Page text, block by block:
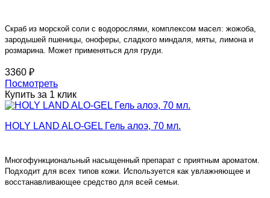
Скраб из морской соли с водорослями, комплексом масел: жожоба,
зародышей пшеницы, оноферы, сладкого миндаля, мяты, лимона и
розмарина. Может применяться для груди.
3360 ₽
Посмотреть
Купить за 1 клик
HOLY LAND ALO-GEL Гель алоэ, 70 мл.
Многофункциональный насыщенный препарат с приятным ароматом.
Подходит для всех типов кожи. Используется как увлажняющее и
восстанавливающее средство для всей семьи.